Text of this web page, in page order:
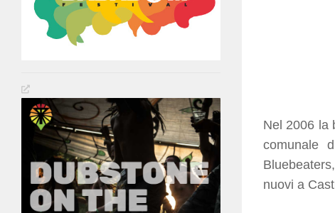
Nel 2006 la
comunale
nuovi